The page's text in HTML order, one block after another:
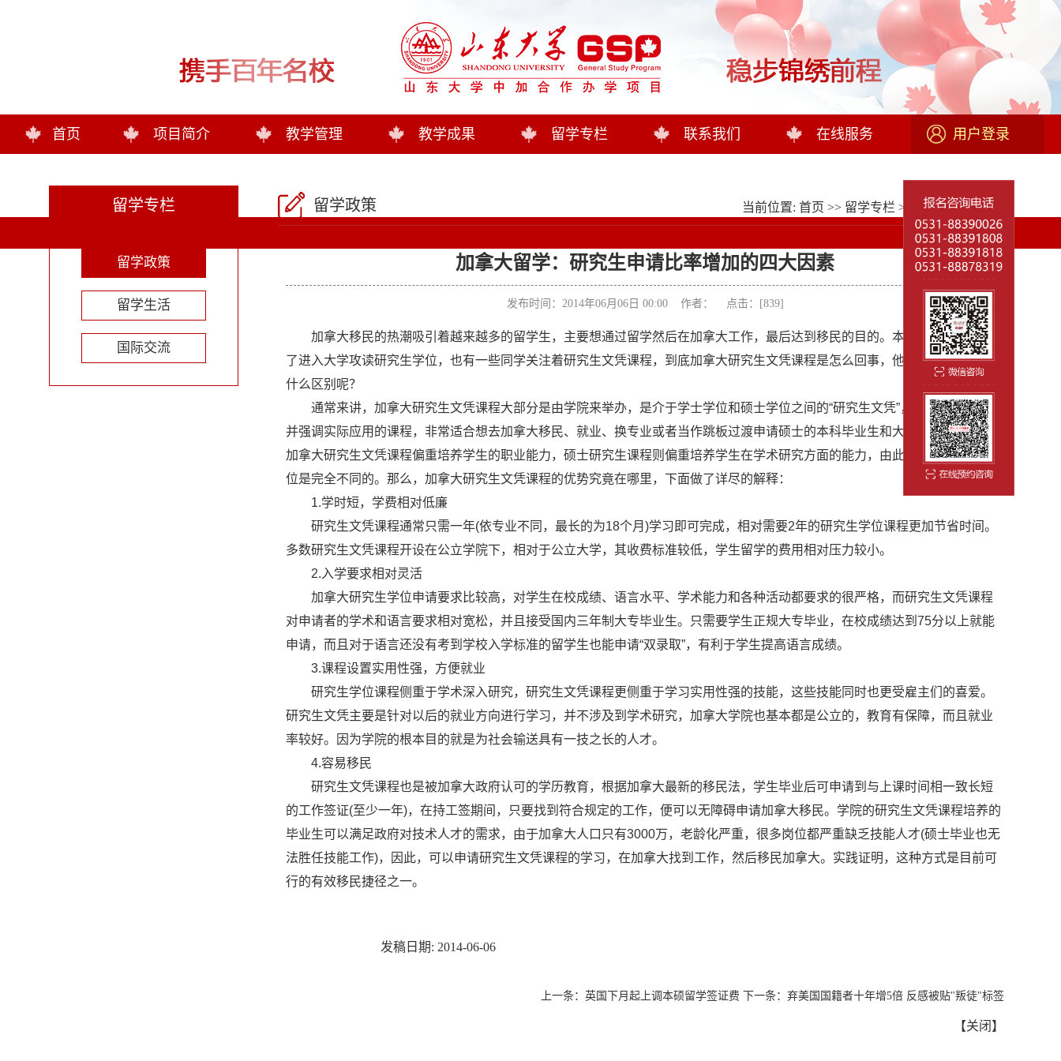
首页 项目简介 教学管理 教学成果 留学专栏 联系我们 在线服务 用户登录
留学专栏
留学政策
留学生活
国际交流
留学政策 当前位置: 首页 >> 留学专栏 >> 留学政策>> 正文
加拿大留学：研究生申请比率增加的四大因素
发布时间：2014年06月06日 00:00 作者： 点击：[839]
加拿大移民的热潮吸引着越来越多的留学生，主要想通过留学然后在加拿大工作，最后达到移民的目的。本科毕业的学生除
了进入大学攻读研究生学位，也有一些同学关注着研究生文凭课程，到底加拿大研究生文凭课程是怎么回事，他与研究生学位有
什么区别呢？
通常来讲，加拿大研究生文凭课程大部分是由学院来举办，是介于学士学位和硕士学位之间的“研究生文凭”，是以就业为主导
并强调实际应用的课程，非常适合想去加拿大移民、就业、换专业或者当作跳板过渡申请硕士的本科毕业生和大专毕业生申请。
加拿大研究生文凭课程偏重培养学生的职业能力，硕士研究生课程则偏重培养学生在学术研究方面的能力，由此可见，两者的定
位是完全不同的。那么，加拿大研究生文凭课程的优势究竟在哪里，下面做了详尽的解释：
1.学时短，学费相对低廉
研究生文凭课程通常只需一年(依专业不同，最长的为18个月)学习即可完成，相对需要2年的研究生学位课程更加节省时间。
多数研究生文凭课程开设在公立学院下，相对于公立大学，其收费标准较低，学生留学的费用相对压力较小。
2.入学要求相对灵活
加拿大研究生学位申请要求比较高，对学生在校成绩、语言水平、学术能力和各种活动都要求的很严格，而研究生文凭课程
对申请者的学术和语言要求相对宽松，并且接受国内三年制大专毕业生。只需要学生正规大专毕业，在校成绩达到75分以上就能
申请，而且对于语言还没有考到学校入学标准的留学生也能申请“双录取”，有利于学生提高语言成绩。
3.课程设置实用性强，方便就业
研究生学位课程侧重于学术深入研究，研究生文凭课程更侧重于学习实用性强的技能，这些技能同时也更受雇主们的喜爱。
研究生文凭主要是针对以后的就业方向进行学习，并不涉及到学术研究，加拿大学院也基本都是公立的，教育有保障，而且就业
率较好。因为学院的根本目的就是为社会输送具有一技之长的人才。
4.容易移民
研究生文凭课程也是被加拿大政府认可的学历教育，根据加拿大最新的移民法，学生毕业后可申请到与上课时间相一致长短
的工作签证(至少一年)，在持工签期间，只要找到符合规定的工作，便可以无障碍申请加拿大移民。学院的研究生文凭课程培养的
毕业生可以满足政府对技术人才的需求，由于加拿大人口只有3000万，老龄化严重，很多岗位都严重缺乏技能人才(硕士毕业也无
法胜任技能工作)，因此，可以申请研究生文凭课程的学习，在加拿大找到工作，然后移民加拿大。实践证明，这种方式是目前可
行的有效移民捷径之一。
发稿日期: 2014-06-06
上一条： 英国下月起上调本硕留学签证费 下一条： 弃美国国籍者十年增5倍 反感被贴"叛徒"标签
【关闭 】